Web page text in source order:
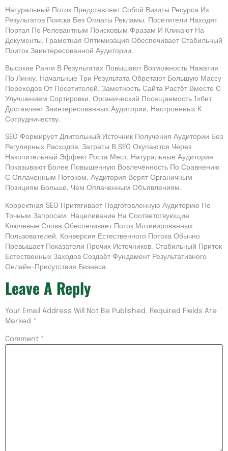
Натуральный Поток Представляет Собой Визиты Ресурса Из
Результатов Поиска Без Оплаты Рекламы. Посетители Находят
Портал По Релевантным Поисковым Фразам И Кликают На
Документы. Грамотная Оптимизация Обеспечивает Стабильный
Приток Заинтересованной Аудитории.
Высокие Ранги В Результатах Повышают Возможность Нажатия
По Линку. Начальные Три Результата Обретают Большую Массу
Переходов От Посетителей. Заметность Сайта Растёт Вместе С
Улучшением Сортировки. Органический Посещаемость 1хбет
Доставляет Заинтересованных Аудитории, Настроенных К
Сотрудничеству.
SEO Формирует Длительный Источник Получения Аудитории Без
Регулярных Расходов. Затраты В SEO Окупаются Через
Накопительный Эффект Роста Мест. Натуральные Аудитория
Показывают Более Повышенную Вовлечённость По Сравнению
С Оплаченным Потоком. Аудитория Верят Органичным
Позициям Больше, Чем Оплаченным Объявлениям.
Корректная SEO Притягивает Подготовленную Аудиторию По
Точным Запросам. Нацеливание На Соответствующие
Ключевые Слова Обеспечивает Поток Мотивированных
Пользователей. Конверсия Естественного Потока Обычно
Превышает Показатели Прочих Источников. Стабильный Приток
Естественных Заходов Создаёт Фундамент Результативного
Онлайн-Присутствия Бизнеса.
Leave A Reply
Your Email Address Will Not Be Published. Required Fields Are
Marked *
Comment *